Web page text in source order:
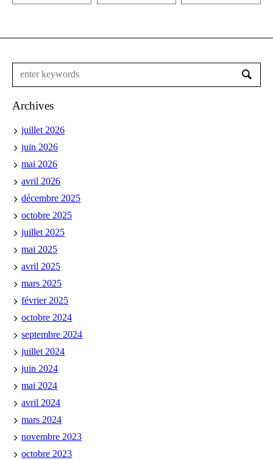
Archives
juillet 2026
juin 2026
mai 2026
avril 2026
décembre 2025
octobre 2025
juillet 2025
mai 2025
avril 2025
mars 2025
février 2025
octobre 2024
septembre 2024
juillet 2024
juin 2024
mai 2024
avril 2024
mars 2024
novembre 2023
octobre 2023